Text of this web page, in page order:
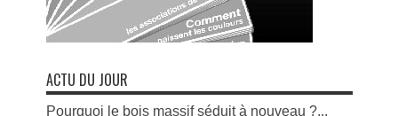
ACTU DU JOUR
Pourquoi le bois massif séduit à nouveau ?...